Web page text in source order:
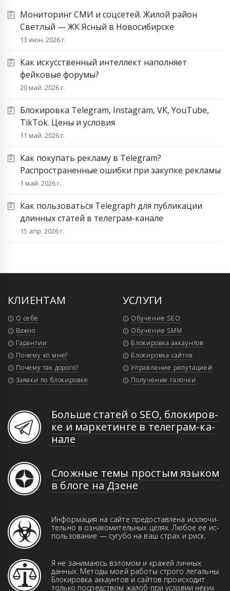
Мониторинг СМИ и соцсетей. Жилой район
Светлый — ЖК Ясный в Новосибирске
13 июн. 2026 г.
Как искусственный интеллект наполняет
фейковые форумы?
20 май. 2026 г.
Блокировка Telegram, Instagram, VK, YouTube,
TikTok. Цены и условия
11 май. 2026 г.
Как покупать рекламу в Telegram?
Распространенные ошибки при закупке рекламы
1 май. 2026 г.
Как пользоваться Telegraph для публикации
длинных статей в телеграм-канале
15 апр. 2026 г.
КЛИЕНТАМ
О себе
Важно
Гарантии
Почему ко мне?
Почему так дорого?
Заявки по блокировке
УСЛУГИ
Обучение SEO
Обучение SMM
Блокировка аккаунтов
Блокировка сайтов
Управление репутацией
Получение галочки
Больше статей о SEO, бло­ки­ров­
ке и мар­ке­тин­ге в те­ле­грам-ка­
на­ле
Сложные темы простым языком
в блоге на Дзене
Информация на сайте предоставлена иск­­лю­­чи­­
те­ль­но в оз­на­ко­ми­тель­ных це­лях. Лю­бое ее ис­
поль­зо­ва­ние — сугубо на ваш страх и риск.
Я не занимаюсь взломом и кражей лич­ных
данн­ых. Ме­то­ды моей работы строго ле­галь­ны.
Бло­ки­ров­ка аккаунтов и сай­тов про­ис­хо­дит
только пос­ред­ством жа­лоб при ус­ло­вии неких